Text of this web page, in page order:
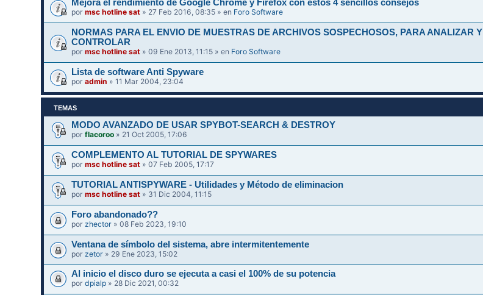
Mejora el rendimiento de Google Chrome y Firefox con estos 4 sencillos consejos
pormsc hotline sat » 27 Feb 2016, 08:35 » en Foro Software
NORMAS PARA EL ENVIO DE MUESTRAS DE ARCHIVOS SOSPECHOSOS, PARA ANALIZAR Y
CONTROLAR
pormsc hotline sat » 09 Ene 2013, 11:15 » en Foro Software
Lista de software Anti Spyware
poradmin » 11 Mar 2004, 23:04
TEMAS
MODO AVANZADO DE USAR SPYBOT-SEARCH & DESTROY
porflacoroo » 21 Oct 2005, 17:06
COMPLEMENTO AL TUTORIAL DE SPYWARES
pormsc hotline sat » 07 Feb 2005, 17:17
TUTORIAL ANTISPYWARE - Utilidades y Método de eliminacion
pormsc hotline sat » 31 Dic 2004, 11:15
Foro abandonado??
por zhector » 08 Feb 2023, 19:10
Ventana de símbolo del sistema, abre intermitentemente
por zetor » 29 Ene 2023, 15:02
Al inicio el disco duro se ejecuta a casi el 100% de su potencia
pordpialp » 28 Dic 2021, 00:32